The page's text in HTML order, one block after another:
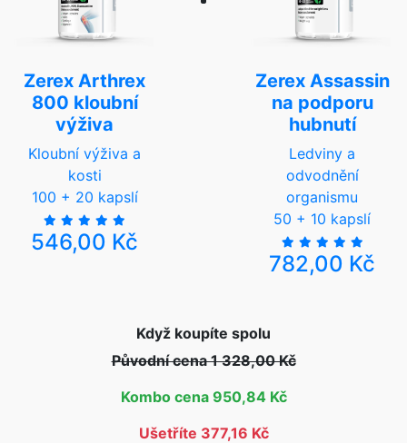
Zerex Arthrex
800 kloubní
výživa
Kloubní výživa a
kosti
100 + 20 kapslí
546,00 Kč
Zerex Assassin
na podporu
hubnutí
Ledviny a
odvodnění
organismu
50 + 10 kapslí
782,00 Kč
Když koupíte spolu
Původní cena 1 328,00 Kč
Kombo cena 950,84 Kč
Ušetříte 377,16 Kč